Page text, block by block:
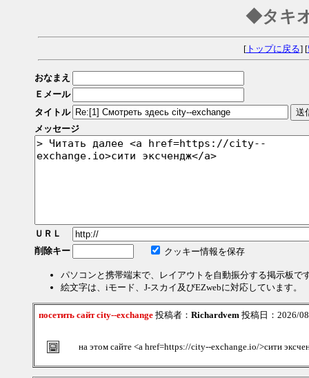
◆タキ
[トップに戻る] [
おなまえ
Ｅメール
タイトル
メッセージ
ＵＲＬ
削除キー
クッキー情報を保存
パソコンと携帯端末で、レイアウトを自動振分する掲示板で
絵文字は、iモード、J-スカイ及びEZwebに対応しています。
посетить сайт city--exchange 投稿者： Richardvem 投稿日：2026/
на этом сайте <a href=https://city--exchange.io/>сити